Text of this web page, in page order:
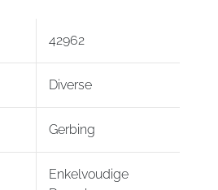
kunt stellen. Als u dus een
koude handen en u zet de
dan zweet u uw
om een dubbele
aan te schaffen.
dat u er nog één bij
42962
Diverse
Gerbing
Enkelvoudige